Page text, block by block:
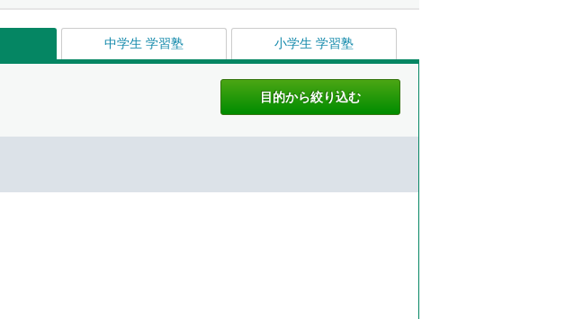
中学生 学習塾 小学生 学習塾